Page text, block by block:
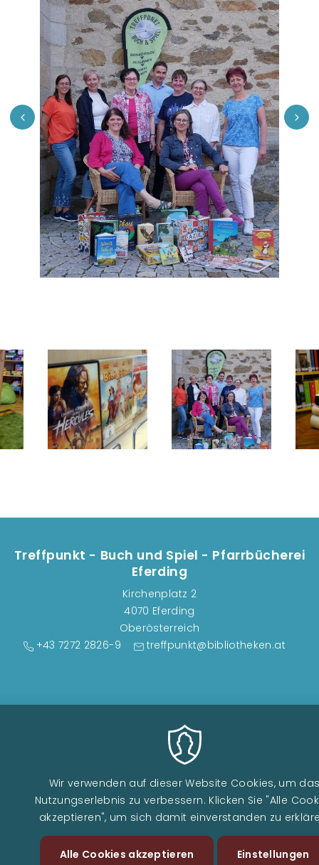
Treffpunkt - Buch und Spiel - Pfarrbücherei
Eferding
Kirchenplatz 2
4070 Eferding
Oberösterreich
+43 7272 2826-9
treffpunkt@bibliotheken.at
Wir verwenden auf dieser Website Cookies, um
Nutzungserlebnis zu verbessern. Klicken Sie "Alle
akzeptieren", um sich damit einverstanden zu
Alle Cookies akzeptieren Zustimmung
Einstellungen